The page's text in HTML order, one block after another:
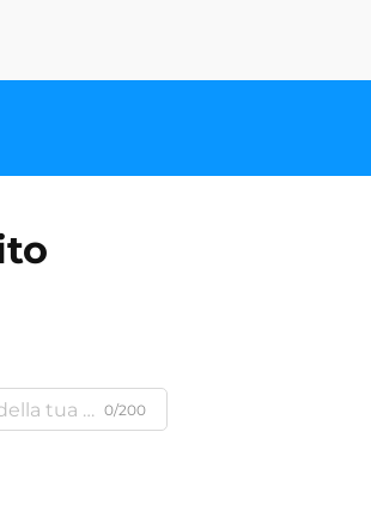
0/200